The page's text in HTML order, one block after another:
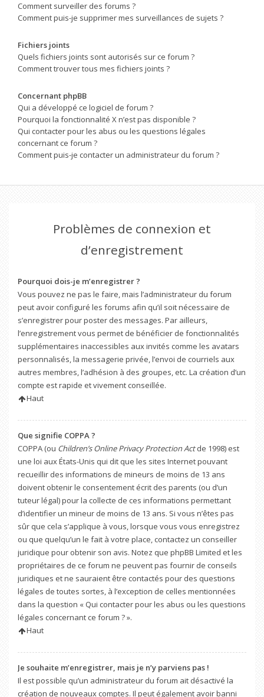
Comment surveiller des forums ?
Comment puis-je supprimer mes surveillances de sujets ?
Fichiers joints
Quels fichiers joints sont autorisés sur ce forum ?
Comment trouver tous mes fichiers joints ?
Concernant phpBB
Qui a développé ce logiciel de forum ?
Pourquoi la fonctionnalité X n’est pas disponible ?
Qui contacter pour les abus ou les questions légales
concernant ce forum ?
Comment puis-je contacter un administrateur du forum ?
Problèmes de connexion et
d’enregistrement
Pourquoi dois-je m’enregistrer ?
Vous pouvez ne pas le faire, mais l’administrateur du forum
peut avoir configuré les forums afin qu’il soit nécessaire de
s’enregistrer pour poster des messages. Par ailleurs,
l’enregistrement vous permet de bénéficier de fonctionnalités
supplémentaires inaccessibles aux invités comme les avatars
personnalisés, la messagerie privée, l’envoi de courriels aux
autres membres, l’adhésion à des groupes, etc. La création d’un
compte est rapide et vivement conseillée.
Haut
Que signifie COPPA ?
COPPA (ou Children’s Online Privacy Protection Actde 1998) est
une loi aux États-Unis qui dit que les sites Internet pouvant
recueillir des informations de mineurs de moins de 13 ans
doivent obtenir le consentement écrit des parents (ou d’un
tuteur légal) pour la collecte de ces informations permettant
d’identifier un mineur de moins de 13 ans. Si vous n’êtes pas
sûr que cela s’applique à vous, lorsque vous vous enregistrez
ou que quelqu’un le fait à votre place, contactez un conseiller
juridique pour obtenir son avis. Notez que phpBB Limited et les
propriétaires de ce forum ne peuvent pas fournir de conseils
juridiques et ne sauraient être contactés pour des questions
légales de toutes sortes, à l’exception de celles mentionnées
dans la question « Qui contacter pour les abus ou les questions
légales concernant ce forum ? ».
Haut
Je souhaite m’enregistrer, mais je n’y parviens pas !
Il est possible qu’un administrateur du forum ait désactivé la
création de nouveaux comptes. Il peut également avoir banni